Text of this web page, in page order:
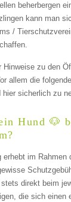
beherbergen
kann man
/
Hinweise zu den
allem die folgende
hier sicherlich zu
Hund 🐶
erhebt im Rahmen
direkt beim
die sich einen